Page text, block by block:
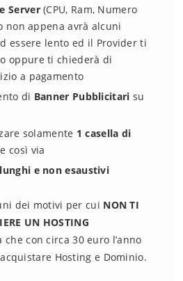
Server(CPU, Ram, Numero
non appena avrà alcuni
essere lento ed il Provider ti
oppure ti chiederà di
a pagamento
di Banner Pubblicitari su
solamente 1 casella di
e così via
e non esaustivi
dei motivi per cui NON TI
UN HOSTING
che con circa 30 euro l’anno
Hosting e Dominio.